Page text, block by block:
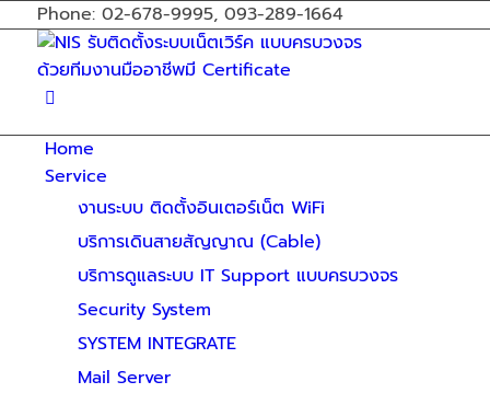
Phone: 02-678-9995, 093-289-1664
Home
Service
งานระบบ ติดตั้งอินเตอร์เน็ต WiFi
บริการเดินสายสัญญาณ (Cable)
บริการดูแลระบบ IT Support แบบครบวงจร
Security System
SYSTEM INTEGRATE
Mail Server